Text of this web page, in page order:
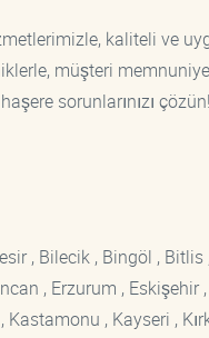
kaliteli ve
müşteri
sorunlarınızı çözün!
, Bilecik , Bingöl , Bitlis ,
, Erzurum , Eskişehir ,
, Kayseri ,